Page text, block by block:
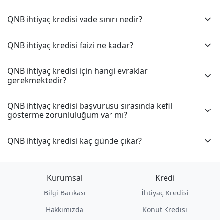
QNB ihtiyaç kredisi vade sınırı nedir?
QNB ihtiyaç kredisi faizi ne kadar?
QNB ihtiyaç kredisi için hangi evraklar
gerekmektedir?
QNB ihtiyaç kredisi başvurusu sırasında kefil
gösterme zorunluluğum var mı?
QNB ihtiyaç kredisi kaç günde çıkar?
Kurumsal
Bilgi Bankası
Hakkımızda
Kredi
İhtiyaç Kredisi
Konut Kredisi